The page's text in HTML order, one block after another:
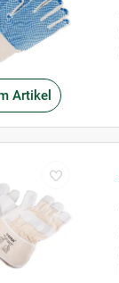
Artikel